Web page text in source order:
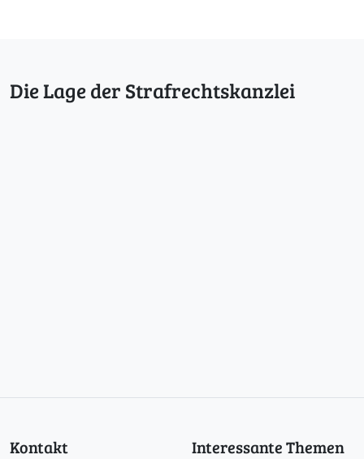
Die Lage der Strafrechtskanzlei
Kontakt Interessante Themen